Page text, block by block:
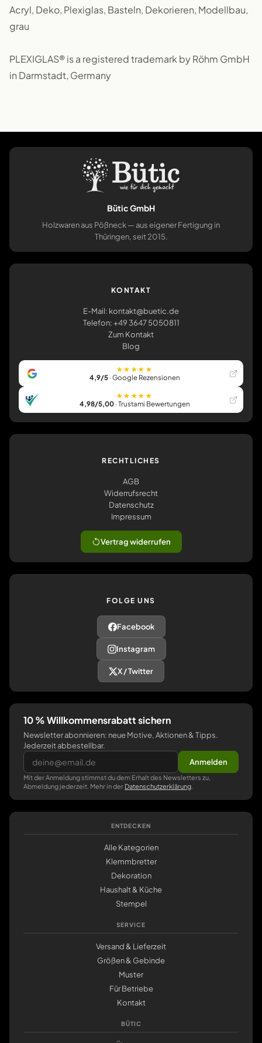
Acryl, Deko, Plexiglas, Basteln, Dekorieren, Modellbau,
grau
PLEXIGLAS® is a registered trademark by Röhm GmbH
in Darmstadt, Germany
Bütic GmbH
Holzwaren aus Pößneck — aus eigener Fertigung in
Thüringen, seit 2015.
KONTAKT
E-Mail: kontakt@buetic.de
Telefon: +49 3647 5050811
Zum Kontakt
Blog
★★★★★
4,9/5· Google Rezensionen
★★★★★
4,98/5,00· Trustami Bewertungen
RECHTLICHES
AGB
Widerrufsrecht
Datenschutz
Impressum
Vertrag widerrufen
FOLGE UNS
Facebook
Instagram
X / Twitter
10 % Willkommensrabatt sichern
Newsletter abonnieren: neue Motive, Aktionen & Tipps.
Jederzeit abbestellbar.
Anmelden
Mit der Anmeldung stimmst du dem Erhalt des Newsletters zu,
Abmeldung jederzeit. Mehr in der Datenschutzerklärung
ENTDECKEN
Alle Kategorien
Klemmbretter
Dekoration
Haushalt & Küche
Stempel
SERVICE
Versand & Lieferzeit
Größen & Gebinde
Muster
Für Betriebe
Kontakt
BÜTIC